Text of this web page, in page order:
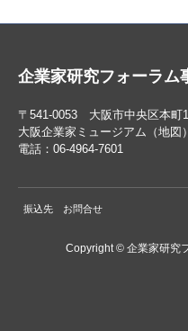
企業家研究フォーラム
〒541-0053 大阪市中央区本
大阪企業家ミュージアム （地図 ）
電話：06-4964-7601
振込先 お問合せ
Copyright © 企業家研究